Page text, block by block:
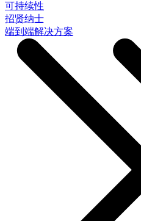
可持续性
招贤纳士
端到端解决方案